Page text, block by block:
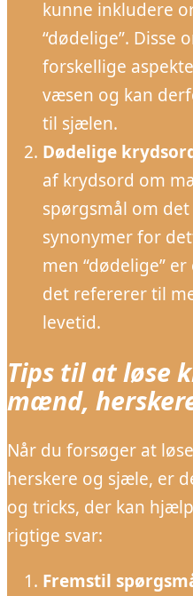
kunne inkludere
“dødelige”. Disse
forskellige
væsen og kan
til sjælen.
Dødelige
af krydsord om
spørgsmål om
synonymer for
men “dødelige”
det refererer til
levetid.
Tips til at løse
mænd,
Når du forsøger at
herskere og sjæle, er
og tricks, der kan
rigtige svar:
Fremstil